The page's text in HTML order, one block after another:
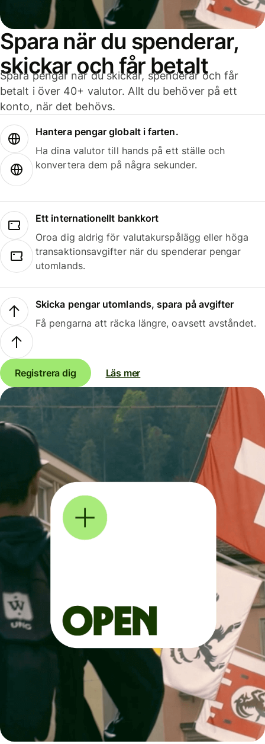
Spara när du spenderar,
skickar och får betalt
Spara pengar när du skickar, spenderar och får
betalt i över 40+ valutor. Allt du behöver på ett
konto, när det behövs.
Hantera pengar globalt i farten.
Ha dina valutor till hands på ett ställe och
konvertera dem på några sekunder.
Ett internationellt bankkort
Oroa dig aldrig för valutakurspålägg eller höga
transaktionsavgifter när du spenderar pengar
utomlands.
Skicka pengar utomlands, spara på avgifter
Få pengarna att räcka längre, oavsett avståndet.
Registrera dig Läs mer